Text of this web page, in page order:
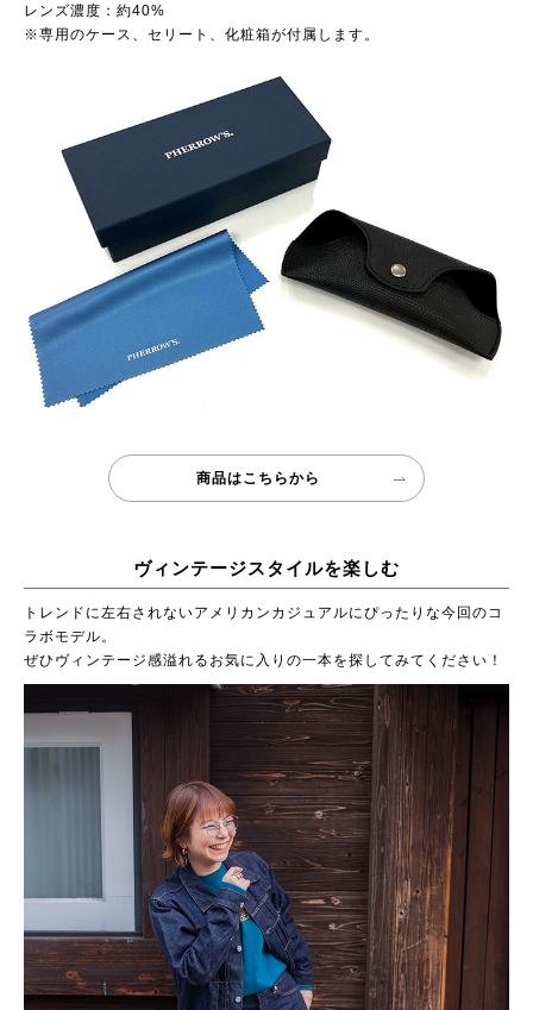
レンズ濃度：約40%
※専用のケース、セリート、化粧箱が付属します。
商品はこちらから
ヴィンテージスタイルを楽しむ
トレンドに左右されないアメリカンカジュアルにぴったりな今回のコ
ラボモデル。
ぜひヴィンテージ感溢れるお気に入りの一本を探してみてください！